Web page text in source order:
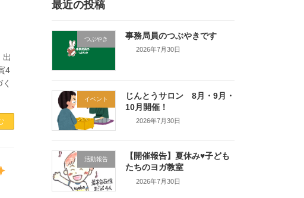
出
4
最近の投稿
つぶやき 事務局員のつぶやきです
2026年7月30日
イベント
じんとうサロン 8月・9月・
10月開催！
2026年7月30日
活動報告
【開催報告】夏休み♥子ども
たちのヨガ教室
2026年7月30日